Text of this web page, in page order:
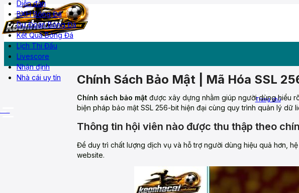
Diễn đàn
BXH Bóng Đá
Dự Đoán Bóng Đá
Kết Quả Bóng Đá
Lịch Thi Đấu
Livescore
Nhận định
Nhà cái uy tín
Trang chủ
Diễn đàn
Chính Sách Bảo Mật | Mã Hóa SSL
Chính sách bảo mật được xây dựng nhằm giúp người dùng hiểu
biện pháp bảo mật SSL 256-bit hiện đại cùng quy trình quản lý
Thông tin hội viên nào được thu thập theo
Để duy trì chất lượng dịch vụ và hỗ trợ người dùng hiệu quả hơn,
website.